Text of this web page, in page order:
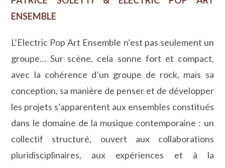
ENSEMBLE
L’Electric Pop Art Ensemble n’est pas seulement un
groupe… Sur scène, cela sonne fort et compact,
avec la cohérence d’un groupe de rock, mais sa
conception, sa manière de penser et de développer
les projets s’apparentent aux ensembles constitués
dans le domaine de la musique contemporaine : un
collectif structuré, ouvert aux collaborations
pluridisciplinaires, aux expériences et à la